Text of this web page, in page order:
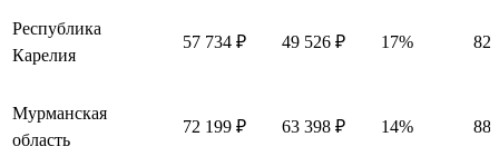
Республика
Карелия
57 734 ₽ 49 526 ₽ 17%
Мурманская
область
72 199 ₽ 63 398 ₽ 14%